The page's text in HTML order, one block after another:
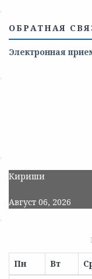
ОБРАТНАЯ
Электронная
Кириши
Август 06, 2026
Пн Вт